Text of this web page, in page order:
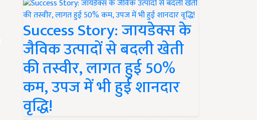
Success Story: जायडेक्स के
जैविक उत्पादों से बदली खेती
की तस्वीर, लागत हुई 50%
कम, उपज में भी हुई शानदार
वृद्धि!